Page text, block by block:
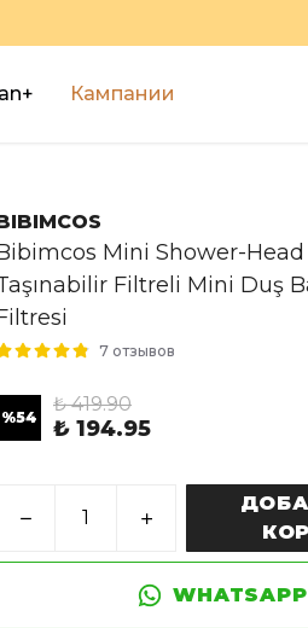
Кампании
Mini Shower-
Filtreli Mini Duş
7 отзывов
%54
₺ 419.90
₺ 194.95
WHATSAPP